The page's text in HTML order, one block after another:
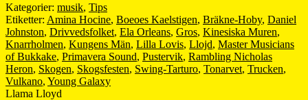
Kategorier: musik, Tips
Etiketter: Amina Hocine, Boeoes Kaelstigen, Bräkne-Hoby, Daniel
Johnston, Drivvedsfolket, Ela Orleans, Gros, Kinesiska Muren,
Knarrholmen, Kungens Män, Lilla Lovis, Llojd, Master Musicians
of Bukkake, Primavera Sound, Pustervik, Rambling Nicholas
Heron, Skogen, Skogsfesten, Swing-Tarturo, Tonarvet, Trucken,
Vulkano, Young Galaxy
Llama Lloyd